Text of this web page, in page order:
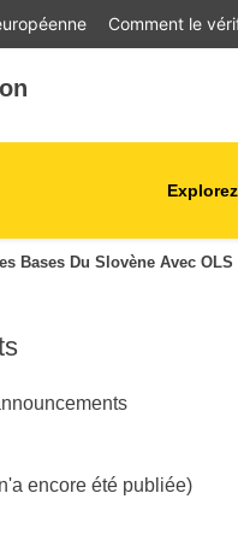
Comment le
et
et jeunes
développement urbain
numérique et
Bases Du Slovène Avec
encore été publiée)